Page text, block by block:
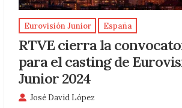
Eurovisión Junior España
RTVE cierra la
para el casting de
Junior 2024
José David López